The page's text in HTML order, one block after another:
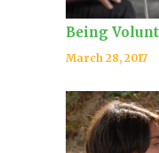
Being
March 28, 2017